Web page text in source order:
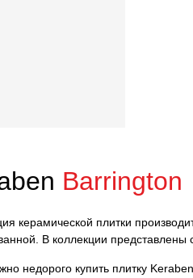
Barrington
керамической плитки
В коллекции
недорого купить плитку